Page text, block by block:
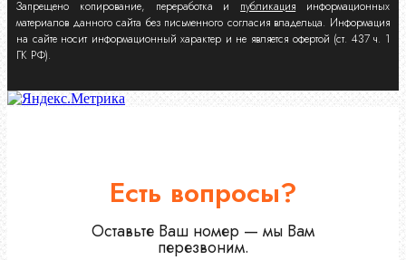
Запрещено копирование, переработка и публикация информационных
материалов данного сайта без письменного согласия владельца. Информация
на сайте носит информационный характер и не является офертой (ст. 437 ч. 1
ГК РФ).
Есть вопросы?
Оставьте Ваш номер — мы Вам
перезвоним.